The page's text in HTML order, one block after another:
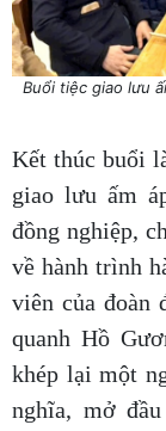
Buổi tiệc giao lưu
Kết thúc buổi
giao lưu ấm
đồng nghiệp,
về hành trình
viên của đoàn
quanh Hồ
khép lại một
nghĩa, mở